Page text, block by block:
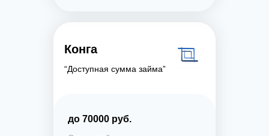
Конга
“Доступная сумма займа”
до 70000 руб.